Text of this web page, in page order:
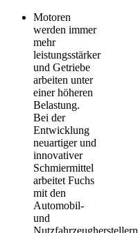
Motoren
werden immer
mehr
leistungsstärker
und Getriebe
arbeiten unter
einer höheren
Belastung.
Bei der
Entwicklung
neuartiger und
innovativer
Schmiermittel
arbeitet Fuchs
mit den
Automobil-
und
Nutzfahrzeugherstellern